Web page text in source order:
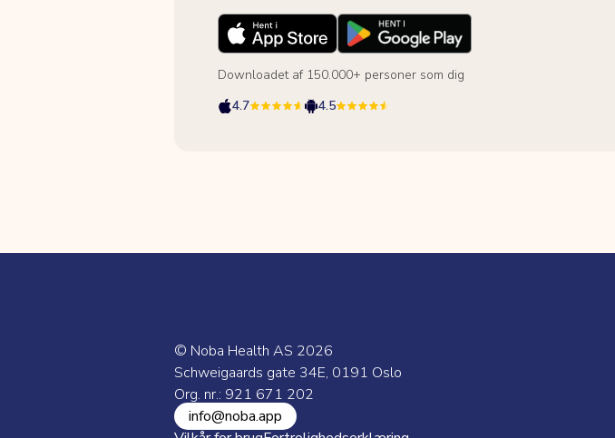
Downloadet af 150.000+ personer som dig
4.7
4.5
© Noba Health AS 2026
Schweigaards gate 34E, 0191 Oslo
Org. nr.: 921 671 202
info@noba.app